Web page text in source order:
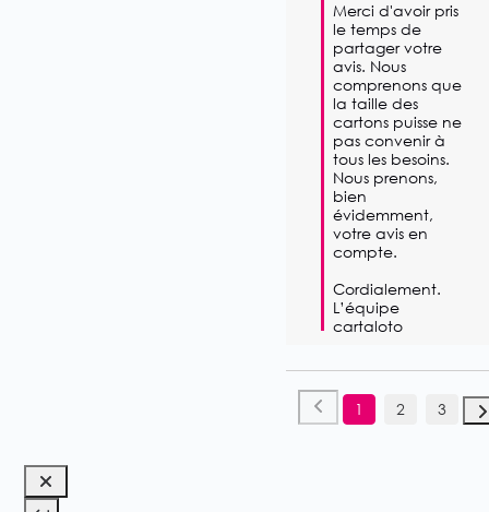
Merci d'avoir pris
le temps de
partager votre
avis. Nous
comprenons que
la taille des
cartons puisse ne
pas convenir à
tous les besoins.
Nous prenons,
bien
évidemment,
votre avis en
compte.
Cordialement.
L’équipe
cartaloto
1 2 3